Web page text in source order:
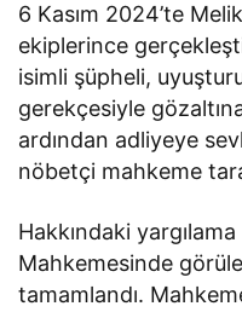
6 Kasım 2024’te
ekiplerince
isimli şüpheli,
gerekçesiyle
ardından adliyeye
nöbetçi mahkeme
Hakkındaki
Mahkemesinde
tamamlandı.